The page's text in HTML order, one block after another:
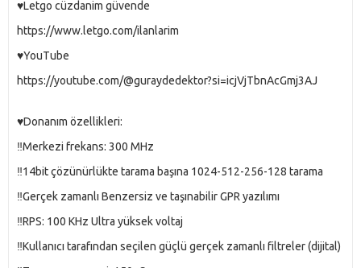
♥️Letgo cüzdanim güvende
https://www.letgo.com/ilanlarim
♥️YouTube
https://youtube.com/@guraydedektor?si=icjVjTbnAcGmj3AJ
♥️Donanım özellikleri:
‼️Merkezi frekans: 300 MHz
‼️14bit çözünürlükte tarama başına 1024-512-256-128 tarama
‼️Gerçek zamanlı Benzersiz ve taşınabilir GPR yazılımı
‼️RPS: 100 KHz Ultra yüksek voltaj
‼️Kullanıcı tarafından seçilen güçlü gerçek zamanlı filtreler (dijital)